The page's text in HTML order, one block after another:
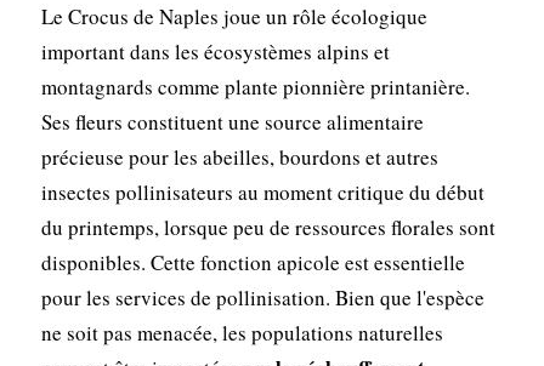
Le Crocus de Naples joue un rôle écologique
important dans les écosystèmes alpins et
montagnards comme plante pionnière printanière.
Ses fleurs constituent une source alimentaire
précieuse pour les abeilles, bourdons et autres
insectes pollinisateurs au moment critique du début
du printemps, lorsque peu de ressources florales sont
disponibles. Cette fonction apicole est essentielle
pour les services de pollinisation. Bien que l'espèce
ne soit pas menacée, les populations naturelles